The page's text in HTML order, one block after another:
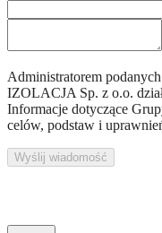
Administratorem
IZOLACJA Sp. z o.o.
Informacje dotyczące
celów, podstaw i
Wyślij wiadomość